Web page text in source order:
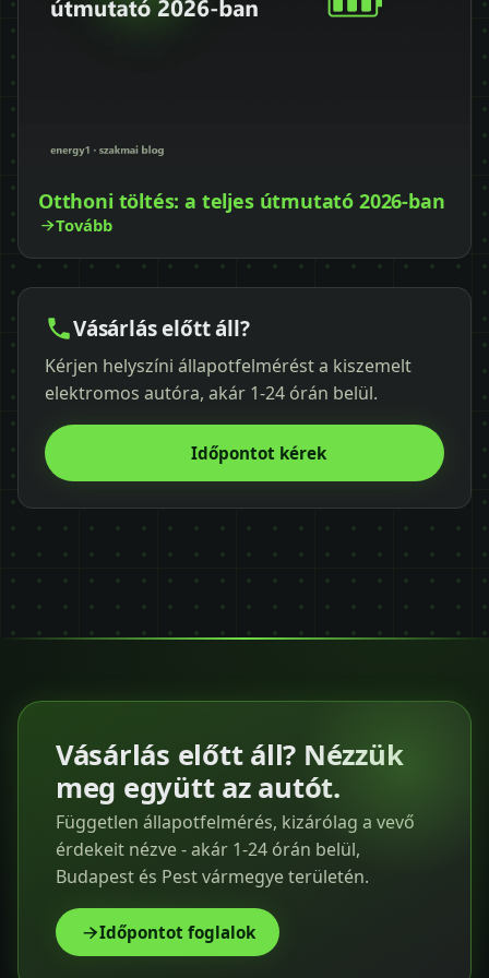
Otthoni töltés: a teljes útmutató 2026-ban
Tovább
Vásárlás előtt áll?
Kérjen helyszíni állapotfelmérést a kiszemelt
elektromos autóra, akár 1-24 órán belül.
Időpontot kérek
Vásárlás előtt áll? Nézzük
meg együtt az autót.
Független állapotfelmérés, kizárólag a vevő
érdekeit nézve - akár 1-24 órán belül,
Budapest és Pest vármegye területén.
Időpontot foglalok